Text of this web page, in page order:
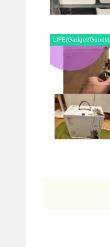
LIFE(Gadget/Goods)